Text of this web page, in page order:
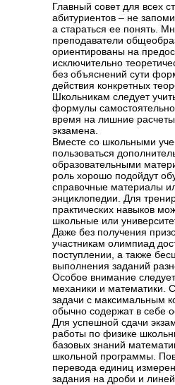
Главный совет для всех
абитуриентов – не
а стараться ее понять.
преподаватели
ориентированы на
исключительно
без объяснений сути
действия конкретных
Школьникам следует
формулы
время на лишние
экзамена.
Вместе со школьными
пользоваться
образовательными
роль хорошо подойдут
справочные материалы
энциклопедии. Для
практических навыков
школьные или
Даже без получения
участникам олимпиад
поступлении, а также
выполнения заданий
Особое внимание
механики и математики.
задачи с максимальным
обычно содержат в себе
Для успешной сдачи
работы по физике
базовых знаний
школьной программы.
перевода единиц
задания на дроби и